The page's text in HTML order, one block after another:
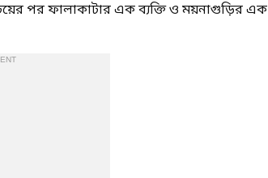
পর ফালাকাটার এক ব্যক্তি ও ময়নাগুড়ির এক